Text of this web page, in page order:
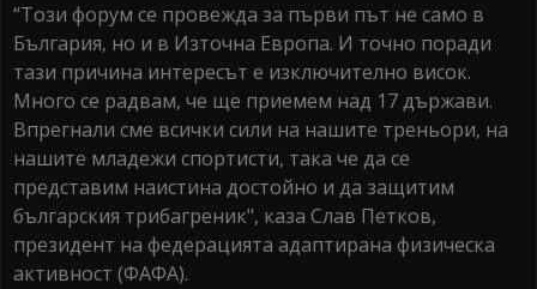
“Този форум се провежда за първи път не само в
България, но и в Източна Европа. И точно поради
тази причина интересът е изключително висок.
Много се радвам, че ще приемем над 17 държави.
Впрегнали сме всички сили на нашите треньори, на
нашите младежи спортисти, така че да се
представим наистина достойно и да защитим
българския трибагреник", каза Слав Петков,
президент на федерацията адаптирана физическа
активност (ФАФА).